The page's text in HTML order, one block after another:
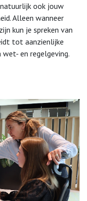
ook jouw
Alleen wanneer
kun je spreken van
tot aanzienlijke
en regelgeving.